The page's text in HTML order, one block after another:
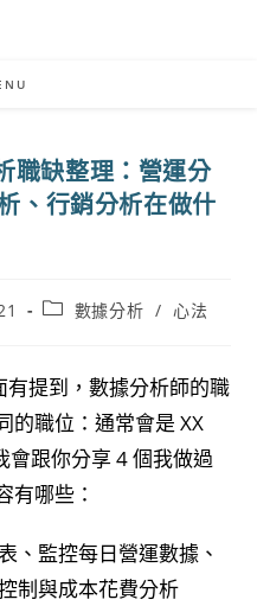
職缺整理：營運分
、行銷分析在做什
Post數據分析 / 心法
有提到，數據分析師的職
的職位：通常會是 XX
會跟你分享 4 個我做過
有哪些：
、監控每日營運數據、
制與成本花費分析